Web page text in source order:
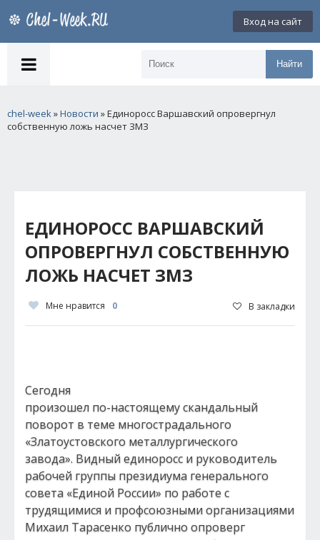
Вход на сайт
Найти
chel-week»Новости » Единоросс Варшавский опровергнул
собственную ложь насчет ЗМЗ
ЕДИНОРОСС ВАРШАВСКИЙ
ОПРОВЕРГНУЛ СОБСТВЕННУЮ
ЛОЖЬ НАСЧЕТ ЗМЗ
Мне нравится 0 В закладки
Сегодня
произошел по-настоящему скандальный
поворот в теме многострадального
«Златоустовского металлургического
завода». Видный единоросс и руководитель
рабочей группы президиума генерального
совета «Единой России» по работе с
трудящимися и профсоюзными организациями
Михаил Тарасенко публично опроверг